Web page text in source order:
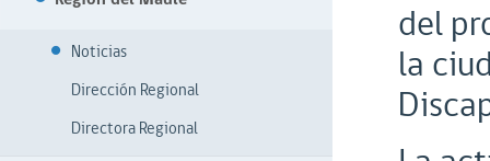
Noticias
Dirección Regional
Directora Regional
del
la